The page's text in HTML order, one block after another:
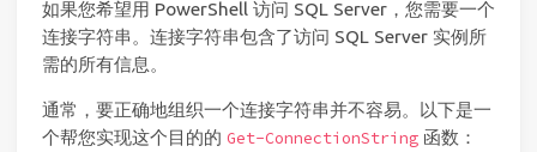
如果您希望用 PowerShell 访问 SQL Server，您需要一个
连接字符串。连接字符串包含了访问 SQL Server 实例所
需的所有信息。
通常，要正确地组织一个连接字符串并不容易。以下是一
个帮您实现这个目的的 Get-ConnectionString 函数：